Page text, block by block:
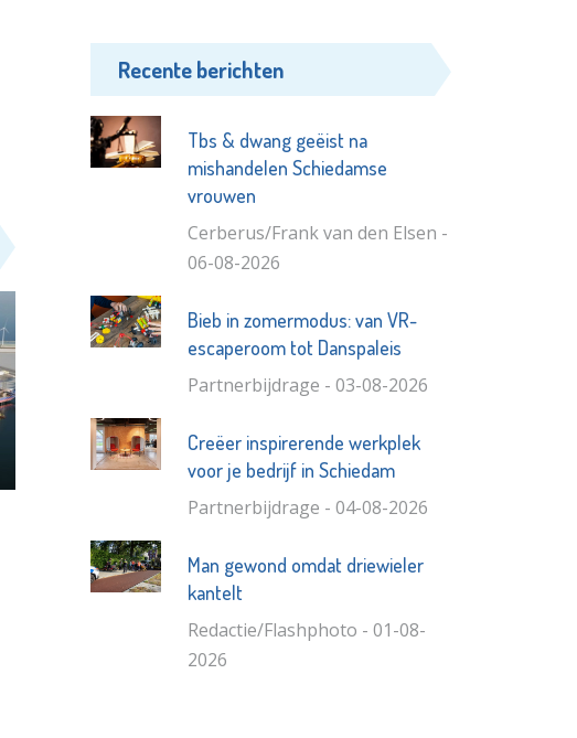
Recente berichten
Tbs & dwang geëist na
mishandelen Schiedamse
vrouwen
Cerberus/Frank van den Elsen -
06-08-2026
Bieb in zomermodus: van VR-
escaperoom tot Danspaleis
Partnerbijdrage - 03-08-2026
Creëer inspirerende werkplek
voor je bedrijf in Schiedam
Partnerbijdrage - 04-08-2026
Man gewond omdat driewieler
kantelt
Redactie/Flashphoto - 01-08-
2026